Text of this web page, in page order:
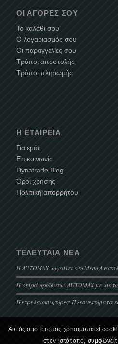
ΟΙ ΑΓΟΡΈΣ ΣΟΥ
Το καλάθι σου
Ο λογαριασμός σου
Οι παραγγελίες σου
Τρόποι αποστολής
Τρόποι πληρωμής
Η ΕΤΑΙΡΕΊΑ
Για εμάς
Επικοινωνία
Dynatrade Blog
Όροι χρήσης
Πολιτική απορρήτου
ΤΕΛΕΥΤΑΊΑ ΝΈΑ
Η AUTOMAX πηγαίνει στη Μέση
Η σειρά προϊόντων AUTOMAX με
Πετρελαιοκινητήρες: Πλεονεκτήματα
Αυτός ο ιστότοπος χρησιμοποιεί
στον ιστότοπο,